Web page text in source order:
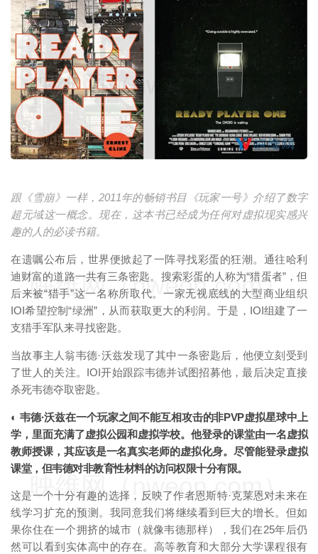
跟《雪崩》一样，2011年的畅销书目《玩家一号》介绍了数字
超元域这一概念。现在，这本书已经成为任何对虚拟现实感兴
趣的人的必读书籍。
在遗嘱公布后，世界便掀起了一阵寻找彩蛋的狂潮。通往哈利
迪财富的道路一共有三条密匙。搜索彩蛋的人称为“猎蛋者”，但
后来被“猎手”这一名称所取代。一家无视底线的大型商业组织
IOI希望控制“绿洲”，从而获取更大的利润。于是，IOI组建了一
支猎手军队来寻找密匙。
当故事主人翁韦德·沃兹发现了其中一条密匙后，他便立刻受到
了世人的关注。IOI开始跟踪韦德并试图招募他，最后决定直接
杀死韦德夺取密匙。
◐ 韦德·沃兹在一个玩家之间不能互相攻击的非PVP虚拟星球中上
学，里面充满了虚拟公园和虚拟学校。他登录的课堂由一名虚拟
教师授课，其应该是一名真实老师的虚拟化身。尽管能登录虚拟
课堂，但韦德对非教育性材料的访问权限十分有限。
这是一个十分有趣的选择，反映了作者恩斯特·克莱恩对未来在
线学习扩充的预测。我同意我们将继续看到巨大的增长。但如
果你住在一个拥挤的城市（就像韦德那样），我们在25年后仍
然可以看到实体高中的存在。高等教育和大部分大学课程很有
映维网（nweon.com）
映维网（nweon.com）
映维网（nweon.com）